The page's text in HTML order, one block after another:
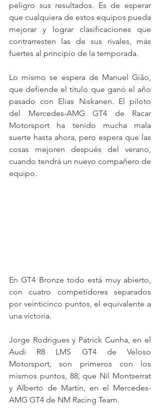
peligro sus resultados. Es de esperar
que cualquiera de estos equipos pueda
mejorar y lograr clasificaciones que
contrarresten las de sus rivales, más
fuertes al principio de la temporada.
Lo mismo se espera de Manuel Gião,
que defiende el título que ganó el año
pasado con Elias Niskanen. El piloto
del Mercedes-AMG GT4 de Racar
Motorsport ha tenido mucha mala
suerte hasta ahora, pero espera que las
cosas mejoren después del verano,
cuando tendrá un nuevo compañero de
equipo.
En GT4 Bronze todo está muy abierto,
con cuatro competidores separados
por veinticinco puntos, el equivalente a
una victoria.
Jorge Rodrigues y Patrick Cunha, en el
Audi R8 LMS GT4 de Veloso
Motorsport, son primeros con los
mismos puntos, 88, que Nil Montserrat
y Alberto de Martín, en el Mercedes-
AMG GT4 de NM Racing Team.